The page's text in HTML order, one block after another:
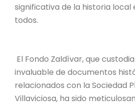
significativa de la historia local
todos.
El Fondo Zaldívar, que
invaluable de documentos
relacionados con la Sociedad
Villaviciosa, ha sido